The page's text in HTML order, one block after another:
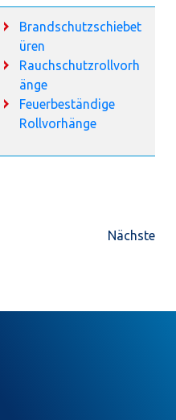
Brandschutzschiebet
üren
Rauchschutzrollvorh
änge
Feuerbeständige
Rollvorhänge
Nächste